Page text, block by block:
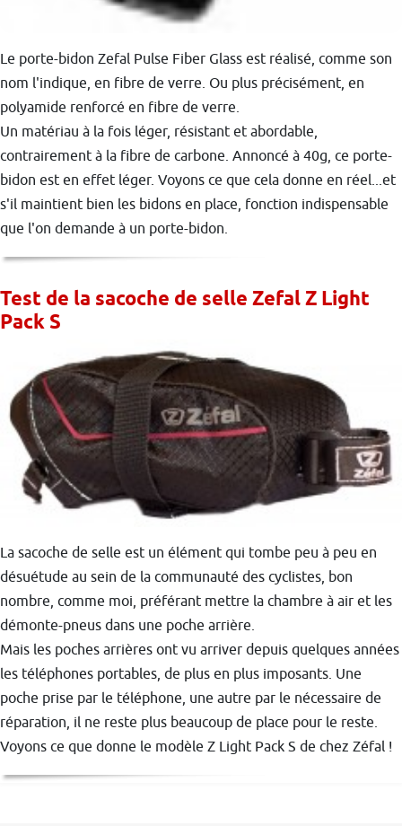
Le porte-bidon Zefal Pulse Fiber Glass est réalisé, comme son
nom l'indique, en fibre de verre. Ou plus précisément, en
polyamide renforcé en fibre de verre.
Un matériau à la fois léger, résistant et abordable,
contrairement à la fibre de carbone. Annoncé à 40g, ce porte-
bidon est en effet léger. Voyons ce que cela donne en réel...et
s'il maintient bien les bidons en place, fonction indispensable
que l'on demande à un porte-bidon.
Test de la sacoche de selle Zefal Z Light
Pack S
La sacoche de selle est un élément qui tombe peu à peu en
désuétude au sein de la communauté des cyclistes, bon
nombre, comme moi, préférant mettre la chambre à air et les
démonte-pneus dans une poche arrière.
Mais les poches arrières ont vu arriver depuis quelques années
les téléphones portables, de plus en plus imposants. Une
poche prise par le téléphone, une autre par le nécessaire de
réparation, il ne reste plus beaucoup de place pour le reste.
Voyons ce que donne le modèle Z Light Pack S de chez Zéfal !